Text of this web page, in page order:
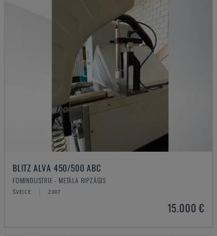
BLITZ ALVA 450/500 ABC
FOMINDUSTRIE - METĀLA RIPZĀĢIS
ŠVEICE 2007
15.000 €